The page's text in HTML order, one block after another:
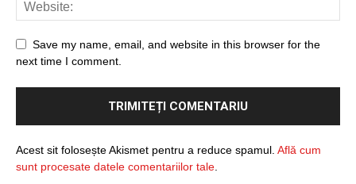
Save my name, email, and website in this browser for the
next time I comment.
Acest sit folosește Akismet pentru a reduce spamul. Află cum
sunt procesate datele comentariilor tale.